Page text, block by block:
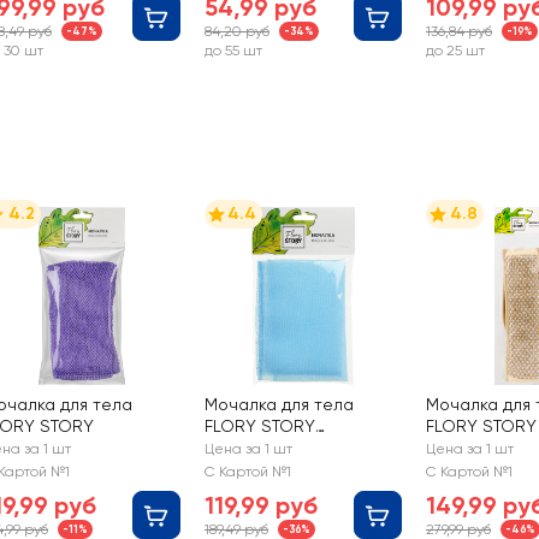
руб
руб -47%
30 шт
54,99 руб
84,20 руб -34%
до 55 шт
109,99
136,84 руб -19%
до 25 шт
4.2
для тела
STORY
за 1 шт
№1
руб
руб -11%
4.4
Мочалка для тела
FLORY STORY
Полотенце массажная
скраб-нейло
Цена за 1 шт
С Картой №1
119,99 руб
189,49 руб -36%
4.8
Мочалка для
FLORY
с ручками,
хлопок, 72см
Цена за 1 шт
С Картой №1
149,99
279,99 руб -46%